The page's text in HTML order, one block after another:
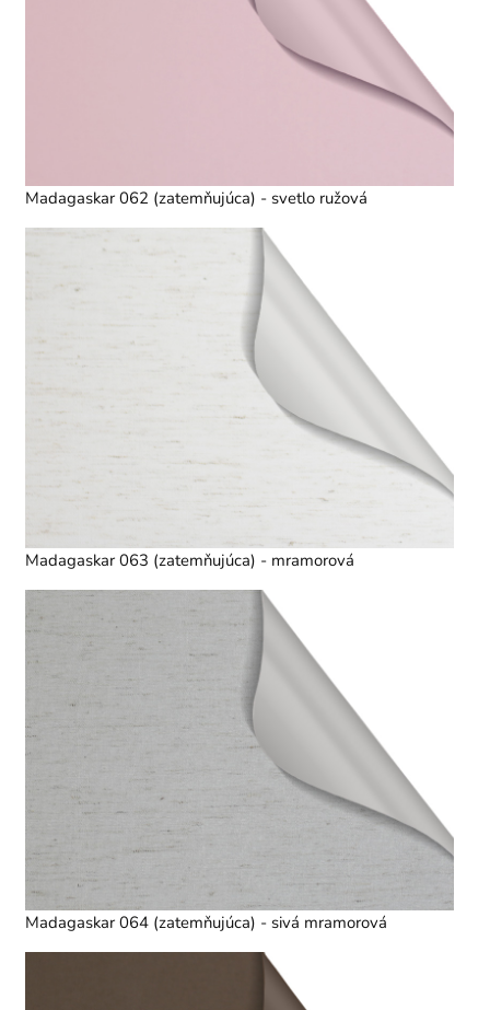
Madagaskar 062 (zatemňujúca) - svetlo ružová
Madagaskar 063 (zatemňujúca) - mramorová
Madagaskar 064 (zatemňujúca) - sivá mramorová